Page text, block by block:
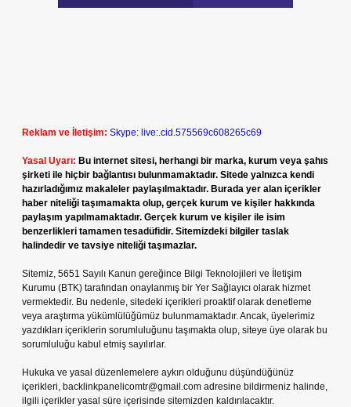
Reklam ve İletişim: Skype: live:.cid.575569c608265c69
Yasal Uyarı: Bu internet sitesi, herhangi bir marka, kurum veya şahıs
şirketi ile hiçbir bağlantısı bulunmamaktadır. Sitede yalnızca kendi
hazırladığımız makaleler paylaşılmaktadır. Burada yer alan içerikler
haber niteliği taşımamakta olup, gerçek kurum ve kişiler hakkında
paylaşım yapılmamaktadır. Gerçek kurum ve kişiler ile isim
benzerlikleri tamamen tesadüfidir. Sitemizdeki bilgiler taslak
halindedir ve tavsiye niteliği taşımazlar.
Sitemiz, 5651 Sayılı Kanun gereğince Bilgi Teknolojileri ve İletişim
Kurumu (BTK) tarafından onaylanmış bir Yer Sağlayıcı olarak hizmet
vermektedir. Bu nedenle, sitedeki içerikleri proaktif olarak denetleme
veya araştırma yükümlülüğümüz bulunmamaktadır. Ancak, üyelerimiz
yazdıkları içeriklerin sorumluluğunu taşımakta olup, siteye üye olarak bu
sorumluluğu kabul etmiş sayılırlar.
Hukuka ve yasal düzenlemelere aykırı olduğunu düşündüğünüz
içerikleri, backlinkpanelicomtr@gmail.com adresine bildirmeniz halinde,
ilgili içerikler yasal süre içerisinde sitemizden kaldırılacaktır.